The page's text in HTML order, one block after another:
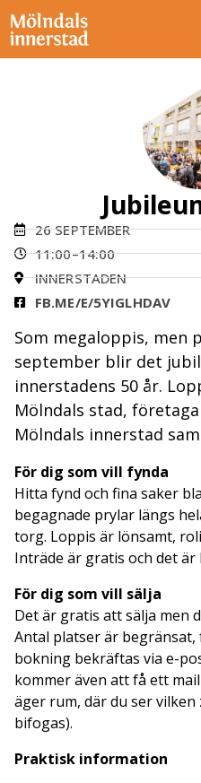
26 SEPTEMBER
11:00–14:00
INNERSTADEN
FB.ME/E/5YIGLHDAV
Som megaloppis, men
september blir det
innerstadens 50 år.
Mölndals stad,
Mölndals innerstad
För dig som vill fynda
Hitta fynd och fina saker
begagnade prylar längs
torg. Loppis är lönsamt,
Inträde är gratis och det är
För dig som vill sälja
Det är gratis att sälja men
Antal platser är
bokning bekräftas via e-
kommer även att få ett
äger rum, där du ser
bifogas).
Praktisk information